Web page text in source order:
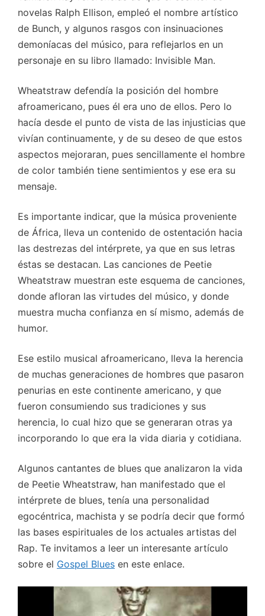
novelas Ralph Ellison, empleó el nombre artístico
de Bunch, y algunos rasgos con insinuaciones
demoníacas del músico, para reflejarlos en un
personaje en su libro llamado: Invisible Man.
Wheatstraw defendía la posición del hombre
afroamericano, pues él era uno de ellos. Pero lo
hacía desde el punto de vista de las injusticias que
vivían continuamente, y de su deseo de que estos
aspectos mejoraran, pues sencillamente el hombre
de color también tiene sentimientos y ese era su
mensaje.
Es importante indicar, que la música proveniente
de África, lleva un contenido de ostentación hacia
las destrezas del intérprete, ya que en sus letras
éstas se destacan. Las canciones de Peetie
Wheatstraw muestran este esquema de canciones,
donde afloran las virtudes del músico, y donde
muestra mucha confianza en sí mismo, además de
humor.
Ese estilo musical afroamericano, lleva la herencia
de muchas generaciones de hombres que pasaron
penurias en este continente americano, y que
fueron consumiendo sus tradiciones y sus
herencia, lo cual hizo que se generaran otras ya
incorporando lo que era la vida diaria y cotidiana.
Algunos cantantes de blues que analizaron la vida
de Peetie Wheatstraw, han manifestado que el
intérprete de blues, tenía una personalidad
egocéntrica, machista y se podría decir que formó
las bases espirituales de los actuales artistas del
Rap. Te invitamos a leer un interesante artículo
sobre el Gospel Blues en este enlace.